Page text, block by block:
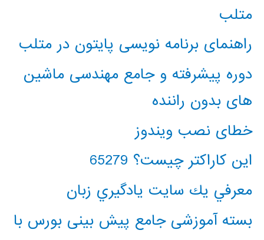
متلب
راهنمای برنامه نویسی پایتون در متلب
دوره پیشرفته و جامع مهندسی ماشین
های بدون راننده
خطای نصب ویندوز
این کاراکتر چیست؟ 65279
معرفي يك سايت يادگيري زبان
بسته آموزشی جامع پیش بینی بورس با